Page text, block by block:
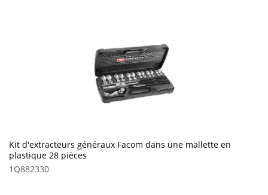
Kit d'extracteurs généraux Facom dans une mallette en
plastique 28 pièces
1Q882330